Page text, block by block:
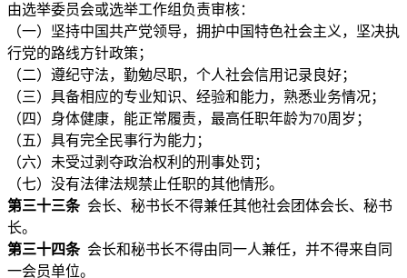
由选举委员会或选举工作组负责审核：
（一）坚持中国共产党领导，拥护中国特色社会主义，坚决执
行党的路线方针政策；
（二）遵纪守法，勤勉尽职，个人社会信用记录良好；
（三）具备相应的专业知识、经验和能力，熟悉业务情况；
（四）身体健康，能正常履责，最高任职年龄为70周岁；
（五）具有完全民事行为能力；
（六）未受过剥夺政治权利的刑事处罚；
（七）没有法律法规禁止任职的其他情形。
第三十三条 会长、秘书长不得兼任其他社会团体会长、秘书
长。
第三十四条会长和秘书长不得由同一人兼任，并不得来自同
一会员单位。